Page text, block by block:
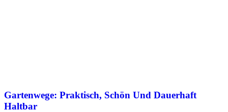
Gartenwege: Praktisch, Schön Und Dauerhaft
Haltbar